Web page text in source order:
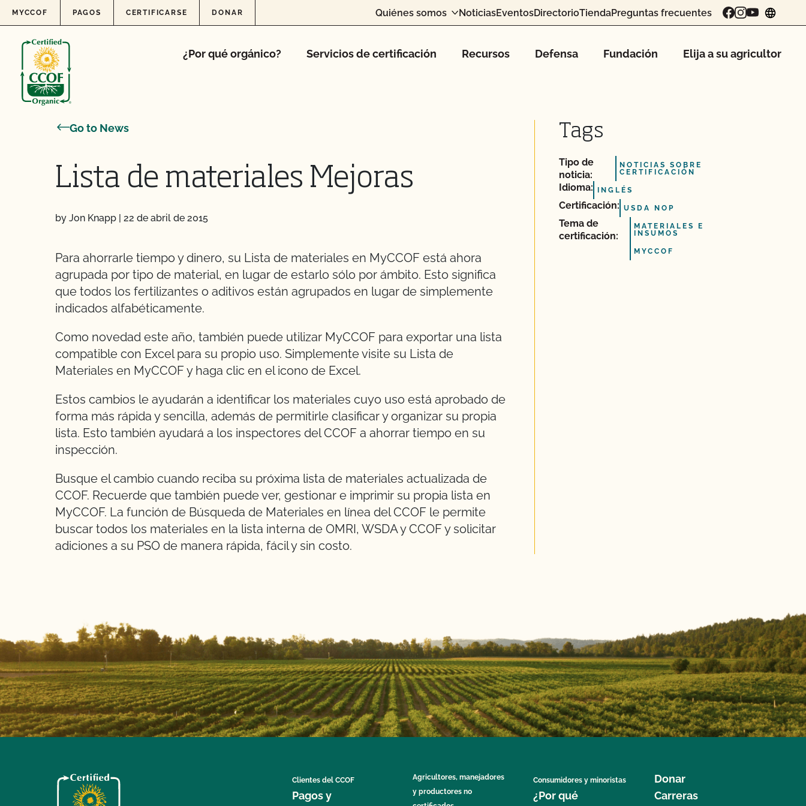
Skip to content
MYCCOF PAGOS CERTIFICARSE DONAR Quiénes somos NoticiasEventosDirectorioTiendaPreguntas frecuentes
¿Por qué orgánico? Servicios de certificación Recursos Defensa Fundación Elija a su agricultor
Go to News
Lista de materiales Mejoras
by Jon Knapp | 22 de abril de 2015
Para ahorrarle tiempo y dinero, su Lista de materiales en MyCCOF está ahora
agrupada por tipo de material, en lugar de estarlo sólo por ámbito. Esto significa
que todos los fertilizantes o aditivos están agrupados en lugar de simplemente
indicados alfabéticamente.
Como novedad este año, también puede utilizar MyCCOF para exportar una lista
compatible con Excel para su propio uso. Simplemente visite su Lista de
Materiales en MyCCOF y haga clic en el icono de Excel.
Estos cambios le ayudarán a identificar los materiales cuyo uso está aprobado de
forma más rápida y sencilla, además de permitirle clasificar y organizar su propia
lista. Esto también ayudará a los inspectores del CCOF a ahorrar tiempo en su
inspección.
Busque el cambio cuando reciba su próxima lista de materiales actualizada de
CCOF. Recuerde que también puede ver, gestionar e imprimir su propia lista en
MyCCOF. La función de Búsqueda de Materiales en línea del CCOF le permite
buscar todos los materiales en la lista interna de OMRI, WSDA y CCOF y solicitar
adiciones a su PSO de manera rápida, fácil y sin costo.
Tags
Tipo de
noticia:
NOTICIAS SOBRE
CERTIFICACIÓN
Idioma: INGLÉS
Certificación: USDA NOP
Tema de
certificación:
MATERIALES E
INSUMOS
MYCCOF
Clientes del CCOF
Pagos y
Agricultores, manejadores
y productores no
Consumidores y minoristas
¿Por qué
Donar
Carreras